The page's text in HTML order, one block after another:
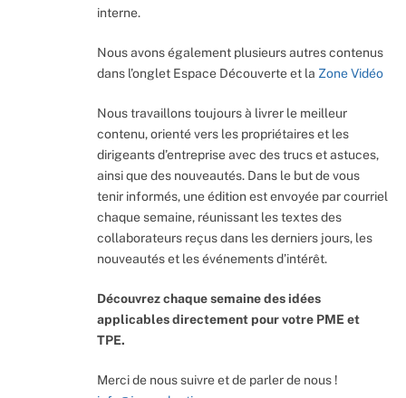
interne.
Nous avons également plusieurs autres contenus
dans l’onglet Espace Découverte et la Zone Vidéo
Nous travaillons toujours à livrer le meilleur
contenu, orienté vers les propriétaires et les
dirigeants d’entreprise avec des trucs et astuces,
ainsi que des nouveautés. Dans le but de vous
tenir informés, une édition est envoyée par courriel
chaque semaine, réunissant les textes des
collaborateurs reçus dans les derniers jours, les
nouveautés et les événements d’intérêt.
Découvrez chaque semaine des idées
applicables directement pour votre PME et
TPE.
Merci de nous suivre et de parler de nous !